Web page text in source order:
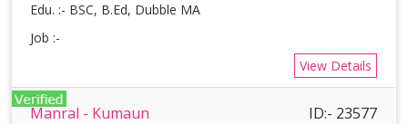
Edu. :- BSC, B.Ed, Dubble MA
Job :-
View Details
Manral - Kumaun ID:- 23577